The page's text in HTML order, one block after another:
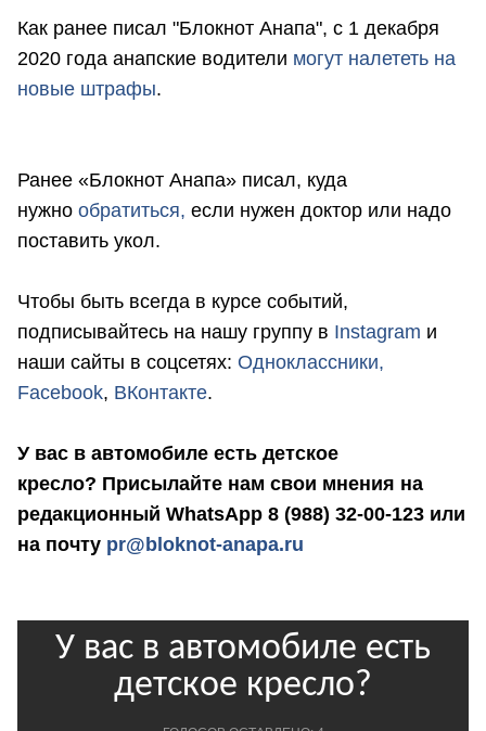
Как ранее писал "Блокнот Анапа", с 1 декабря
2020 года анапские водители могут налететь на
новые штрафы.
Ранее «Блокнот Анапа» писал, куда
нужно обратиться, если нужен доктор или надо
поставить укол.
Чтобы быть всегда в курсе событий,
подписывайтесь на нашу группу в Instagram и
наши сайты в соцсетях: Одноклассники,
Facebook, ВКонтакте.
У вас в автомобиле есть детское
кресло? Присылайте нам свои мнения на
редакционный WhatsApp 8 (988) 32-00-123 или
на почту pr@bloknot-anapa.ru